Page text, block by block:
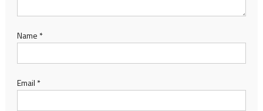
Name *
Email *